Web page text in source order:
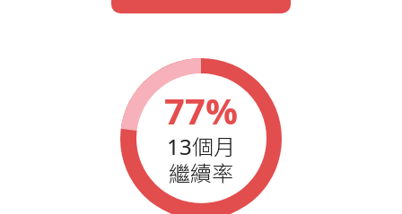
77%
13個月
繼續率